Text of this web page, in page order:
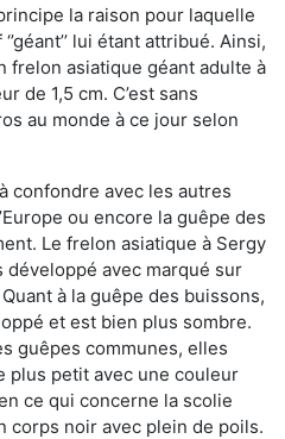
la raison pour laquelle
lui étant attribué. Ainsi,
frelon asiatique géant adulte à
de 1,5 cm. C’est sans
au monde à ce jour selon
confondre avec les autres
ou encore la guêpe des
Le frelon asiatique à Sergy
avec marqué sur
à la guêpe des buissons,
et est bien plus sombre.
guêpes communes, elles
plus petit avec une couleur
ce qui concerne la scolie
corps noir avec plein de poils.